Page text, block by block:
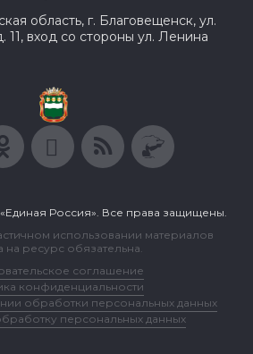
область, г. Благовещенск, ул.
11, вход со стороны ул. Ленина
Россия». Все права защищены.
использовании материалов
на ресурс обязательна.
соглашение
конфиденциальности
обработки персональных данных
персональных данных